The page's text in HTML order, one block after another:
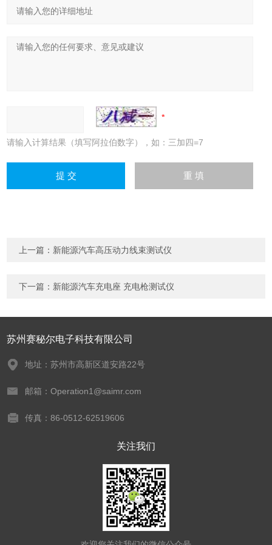
请输入计算结果（填写阿拉伯数字），如：三加四=7
上一篇： 新能源汽车高压动力线束测试仪
下一篇： 新能源汽车充电座 充电枪测试仪
苏州赛秘尔电子科技有限公司
地址：苏州市高新区道安路22号
邮箱：Operation1@saimr.com
传真：86-0512-62519606
关注我们